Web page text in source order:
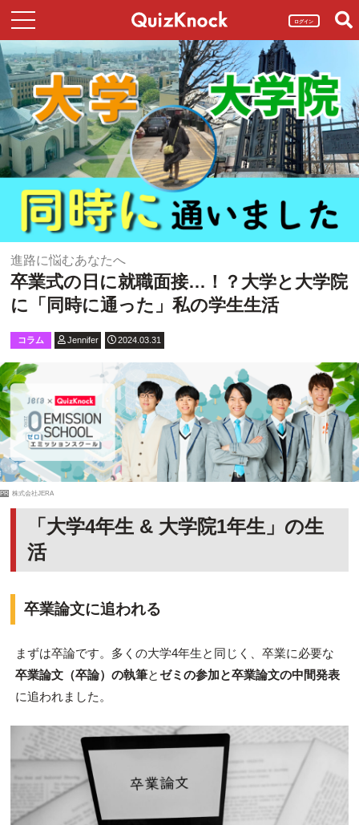
ログイン
進路に悩むあなたへ
卒業式の日に就職面接…！？大学と大学院
に「同時に通った」私の学生生活
コラム Jennifer 2024.03.31
PR 株式会社JERA
「大学4年生 & 大学院1年生」の生
活
卒業論文に追われる
まずは卒論です。多くの大学4年生と同じく、卒業に必要な
卒業論文（卒論）の執筆と ゼミの参加と卒業論文の中間発表
に追われました。